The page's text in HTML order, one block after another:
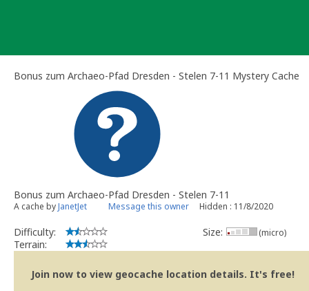
Bonus zum Archaeo-Pfad Dresden - Stelen 7-11 Mystery Cache
Bonus zum Archaeo-Pfad Dresden - Stelen 7-11
A cache byJanetJet Message this owner Hidden : 11/8/2020
Difficulty:
Terrain:
Size: (micro)
Join now to view geocache location details. It's free!